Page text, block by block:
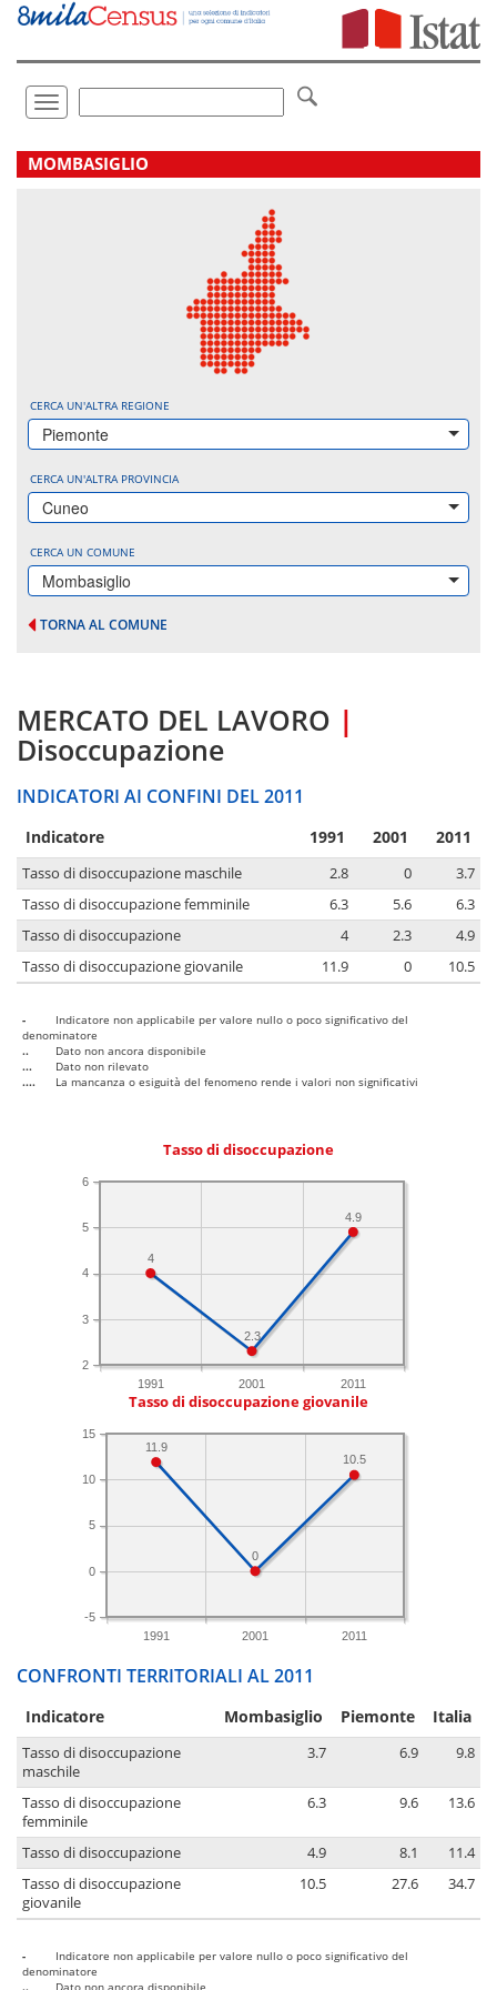
Vai
direttamente
Toggle
navigation
.
MOMBASIGLIO
CERCA UN'ALTRA REGIONE
Piemonte
CERCA UN'ALTRA PROVINCIA
Cuneo
CERCA UN COMUNE
Mombasiglio
TORNA AL COMUNE
MERCATO DEL LAVORO |
Disoccupazione
INDICATORI AI CONFINI DEL 2011
Indicatore 1991 2001 2011
Tasso di disoccupazione maschile 2.8 0
3.7
Tasso di disoccupazione femminile
6.3 5.6
6.3
Tasso di disoccupazione
4 2.3
4.9
Tasso di disoccupazione giovanile
11.9 0 10.5
-
Indicatore non applicabile per valore nullo o poco significativo del
denominatore
..
Dato non ancora disponibile
...
Dato non rilevato
....
La mancanza o esiguità del fenomeno rende i valori non significativi
Tasso di disoccupazione
1991 2001 2011
2
3
4
5
6
4.9
2.3
4
Tasso di disoccupazione giovanile
1991 2001 2011
-5
0
5
10
15
10.5
0
11.9
CONFRONTI TERRITORIALI AL 2011
Indicatore Mombasiglio Piemonte Italia
Tasso di disoccupazione
maschile
3.7 6.9 9.8
Tasso di disoccupazione
femminile
6.3 9.6 13.6
Tasso di disoccupazione 4.9 8.1
11.4
Tasso di disoccupazione
giovanile
10.5 27.6 34.7
-
Indicatore non applicabile per valore nullo o poco significativo del
denominatore